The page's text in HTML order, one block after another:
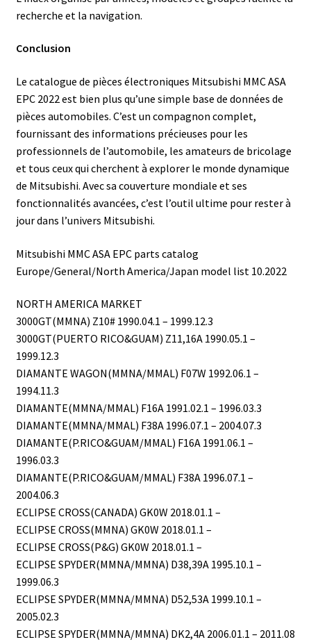
recherche et la navigation.
Conclusion
Le catalogue de pièces électroniques Mitsubishi MMC ASA
EPC 2022 est bien plus qu’une simple base de données de
pièces automobiles. C’est un compagnon complet,
fournissant des informations précieuses pour les
professionnels de l’automobile, les amateurs de bricolage
et tous ceux qui cherchent à explorer le monde dynamique
de Mitsubishi. Avec sa couverture mondiale et ses
fonctionnalités avancées, c’est l’outil ultime pour rester à
jour dans l’univers Mitsubishi.
Mitsubishi MMC ASA EPC parts catalog
Europe/General/North America/Japan model list 10.2022
NORTH AMERICA MARKET
3000GT(MMNA) Z10# 1990.04.1 – 1999.12.3
3000GT(PUERTO RICO&GUAM) Z11,16A 1990.05.1 –
1999.12.3
DIAMANTE WAGON(MMNA/MMAL) F07W 1992.06.1 –
1994.11.3
DIAMANTE(MMNA/MMAL) F16A 1991.02.1 – 1996.03.3
DIAMANTE(MMNA/MMAL) F38A 1996.07.1 – 2004.07.3
DIAMANTE(P.RICO&GUAM/MMAL) F16A 1991.06.1 –
1996.03.3
DIAMANTE(P.RICO&GUAM/MMAL) F38A 1996.07.1 –
2004.06.3
ECLIPSE CROSS(CANADA) GK0W 2018.01.1 –
ECLIPSE CROSS(MMNA) GK0W 2018.01.1 –
ECLIPSE CROSS(P&G) GK0W 2018.01.1 –
ECLIPSE SPYDER(MMNA/MMNA) D38,39A 1995.10.1 –
1999.06.3
ECLIPSE SPYDER(MMNA/MMNA) D52,53A 1999.10.1 –
2005.02.3
ECLIPSE SPYDER(MMNA/MMNA) DK2,4A 2006.01.1 – 2011.08